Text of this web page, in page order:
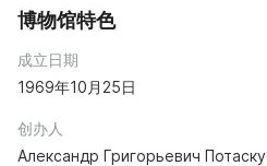
博物馆特色
成立日期
1969年10月25日
创办人
Александр Григорьевич